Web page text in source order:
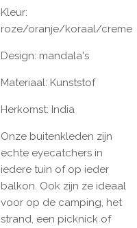
Kleur:
roze/oranje/koraal/creme
Design: mandala's
Materiaal: Kunststof
Herkomst: India
Onze buitenkleden zijn
echte eyecatchers in
iedere tuin of op ieder
balkon. Ook zijn ze ideaal
voor op de camping, het
strand, een picknick of